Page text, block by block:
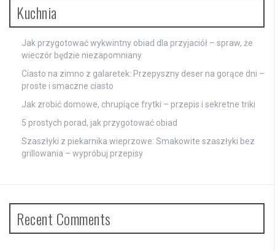
Kuchnia
Jak przygotować wykwintny obiad dla przyjaciół – spraw, że
wieczór będzie niezapomniany
Ciasto na zimno z galaretek: Przepyszny deser na gorące dni –
proste i smaczne ciasto
Jak zrobić domowe, chrupiące frytki – przepis i sekretne triki
5 prostych porad, jak przygotować obiad
Szaszłyki z piekarnika wieprzowe: Smakowite szaszłyki bez
grillowania – wypróbuj przepisy
Recent Comments